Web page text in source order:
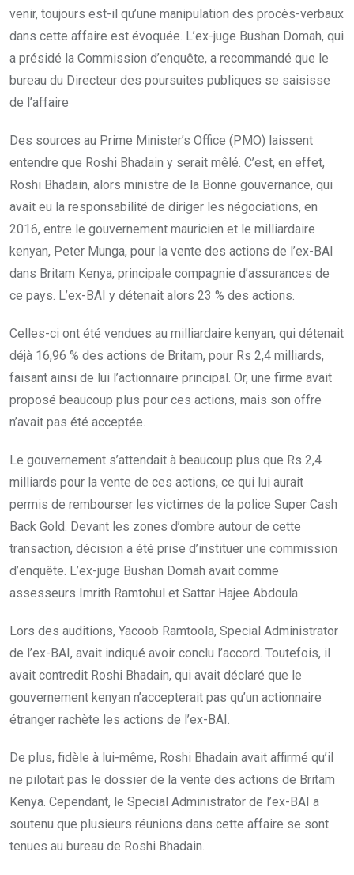
venir, toujours est-il qu’une manipulation des procès-verbaux
dans cette affaire est évoquée. L’ex-juge Bushan Domah, qui
a présidé la Commission d’enquête, a recommandé que le
bureau du Directeur des poursuites publiques se saisisse
de l’affaire
Des sources au Prime Minister’s Office (PMO) laissent
entendre que Roshi Bhadain y serait mêlé. C’est, en effet,
Roshi Bhadain, alors ministre de la Bonne gouvernance, qui
avait eu la responsabilité de diriger les négociations, en
2016, entre le gouvernement mauricien et le milliardaire
kenyan, Peter Munga, pour la vente des actions de l’ex-BAI
dans Britam Kenya, principale compagnie d’assurances de
ce pays. L’ex-BAI y détenait alors 23 % des actions.
Celles-ci ont été vendues au milliardaire kenyan, qui détenait
déjà 16,96 % des actions de Britam, pour Rs 2,4 milliards,
faisant ainsi de lui l’actionnaire principal. Or, une firme avait
proposé beaucoup plus pour ces actions, mais son offre
n’avait pas été acceptée.
Le gouvernement s’attendait à beaucoup plus que Rs 2,4
milliards pour la vente de ces actions, ce qui lui aurait
permis de rembourser les victimes de la police Super Cash
Back Gold. Devant les zones d’ombre autour de cette
transaction, décision a été prise d’instituer une commission
d’enquête. L’ex-juge Bushan Domah avait comme
assesseurs Imrith Ramtohul et Sattar Hajee Abdoula.
Lors des auditions, Yacoob Ramtoola, Special Administrator
de l’ex-BAI, avait indiqué avoir conclu l’accord. Toutefois, il
avait contredit Roshi Bhadain, qui avait déclaré que le
gouvernement kenyan n’accepterait pas qu’un actionnaire
étranger rachète les actions de l’ex-BAI.
De plus, fidèle à lui-même, Roshi Bhadain avait affirmé qu’il
ne pilotait pas le dossier de la vente des actions de Britam
Kenya. Cependant, le Special Administrator de l’ex-BAI a
soutenu que plusieurs réunions dans cette affaire se sont
tenues au bureau de Roshi Bhadain.